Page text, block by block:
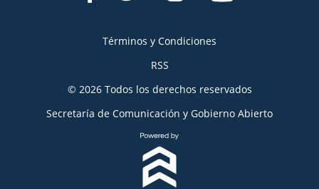
Términos y Condiciones
RSS
© 2026 Todos los derechos reservados
Secretaría de Comunicación y Gobierno Abierto